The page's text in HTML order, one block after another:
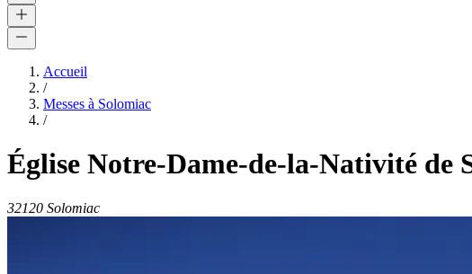
Accueil
/
Messes à Solomiac
/
Église Notre-Dame-de-la-Nativité de
32120 Solomiac